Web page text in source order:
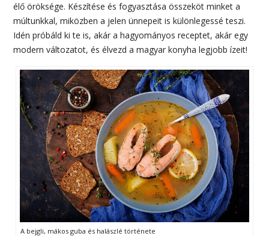
élő öröksége. Készítése és fogyasztása összeköt minket a
múltunkkal, miközben a jelen ünnepeit is különlegessé teszi.
Idén próbáld ki te is, akár a hagyományos receptet, akár egy
modern változatot, és élvezd a magyar konyha legjobb ízeit!
A bejgli, mákos guba és halászlé története